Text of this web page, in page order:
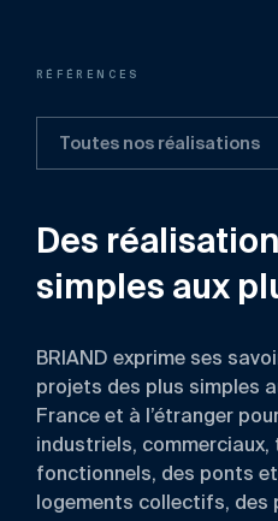
RÉFÉRENCES
Toutes nos réalisations
Des
simples aux
BRIAND exprime ses
projets des plus simples
France et à l’étranger
industriels,
fonctionnels, des ponts
logements collectifs, des